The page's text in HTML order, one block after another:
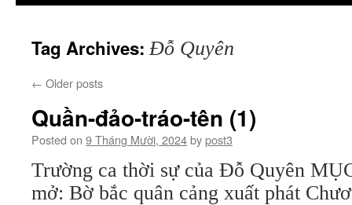
Tag Archives:Đỗ Quyên
← Older posts
Quần-đảo-tráo-tên (1)
Posted on 9 Tháng Mười, 2024bypost3
Trường ca thời sự của Đỗ Quyên
mở: Bờ bắc quân cảng xuất phát